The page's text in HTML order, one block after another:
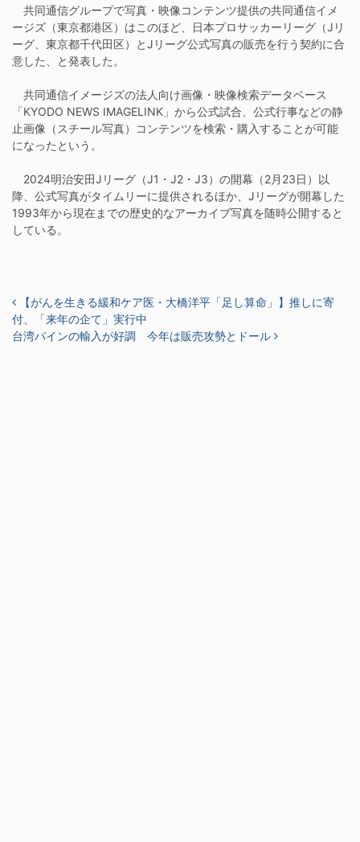
共同通信グループで写真・映像コンテンツ提供の共同通信イメ
ージズ（東京都港区）はこのほど、日本プロサッカーリーグ（Jリ
ーグ、東京都千代田区）とJリーグ公式写真の販売を行う契約に合
意した、と発表した。
共同通信イメージズの法人向け画像・映像検索データベース
「KYODO NEWS IMAGELINK」から公式試合、公式行事などの静
止画像（スチール写真）コンテンツを検索・購入することが可能
になったという。
2024明治安田Jリーグ（J1・J2・J3）の開幕（2月23日）以
降、公式写真がタイムリーに提供されるほか、Jリーグが開幕した
1993年から現在までの歴史的なアーカイブ写真を随時公開すると
している。
投稿ナビゲーション
【がんを生きる緩和ケア医・大橋洋平「足し算命」】推しに寄
付、「来年の企て」実行中
台湾パインの輸入が好調 今年は販売攻勢とドール